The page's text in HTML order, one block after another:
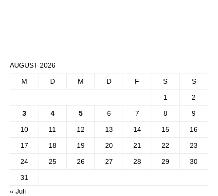
AUGUST 2026
M D M D F S S
1 2
3 4 5 6 7 8 9
10 11 12 13 14 15 16
17 18 19 20 21 22 23
24 25 26 27 28 29 30
31
« Juli